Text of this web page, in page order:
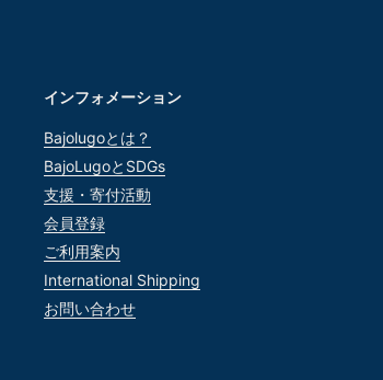
インフォメーション
Bajolugoとは？
BajoLugoとSDGs
支援・寄付活動
会員登録
ご利用案内
International Shipping
お問い合わせ